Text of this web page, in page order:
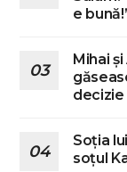
e
Mihai
decizie
Soția
soțul